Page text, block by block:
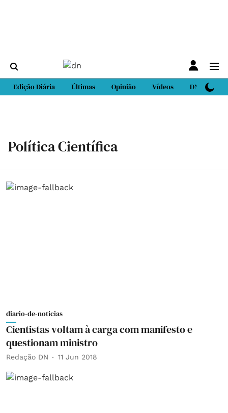
Edição Diária Últimas Opinião Vídeos DN Sport
Política Científica
diario-de-noticias
Cientistas voltam à carga com manifesto e
questionam ministro
Redação DN 11 Jun 2018